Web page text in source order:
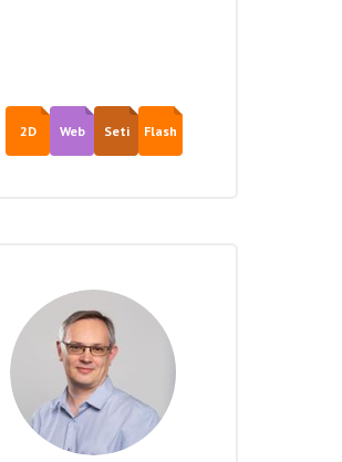
2D Web Seti Flash